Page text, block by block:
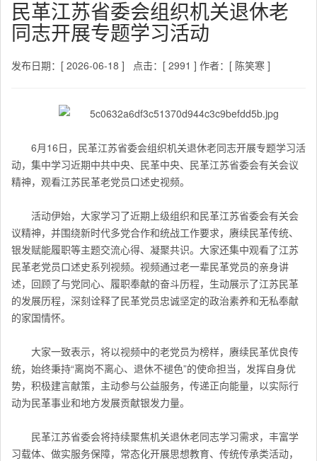
民革江苏省委会组织机关退休老
同志开展专题学习活动
发布日期：[ 2026-06-18 ] 点击：[ 2991 ] 作者：[ 陈笑寒 ]
6月16日，民革江苏省委会组织机关退休老同志开展专题学习活
动，集中学习近期中共中央、民革中央、民革江苏省委会有关会议
精神，观看江苏民革老党员口述史视频。
活动伊始，大家学习了近期上级组织和民革江苏省委会有关会
议精神，并围绕新时代多党合作和统战工作要求，赓续民革传统、
银发赋能履职等主题交流心得、凝聚共识。大家还集中观看了江苏
民革老党员口述史系列视频。视频通过老一辈民革党员的亲身讲
述，回顾了与党同心、履职奉献的奋斗历程，生动展示了江苏民革
的发展历程，深刻诠释了民革党员忠诚坚定的政治素养和无私奉献
的家国情怀。
大家一致表示，将以视频中的老党员为榜样，赓续民革优良传
统，始终秉持“离岗不离心、退休不褪色”的使命担当，发挥自身优
势，积极建言献策，主动参与公益服务，传递正向能量，以实际行
动为民革事业和地方发展贡献银发力量。
民革江苏省委会将持续聚焦机关退休老同志学习需求，丰富学
习载体、做实服务保障，常态化开展思想教育、传统传承类活动，